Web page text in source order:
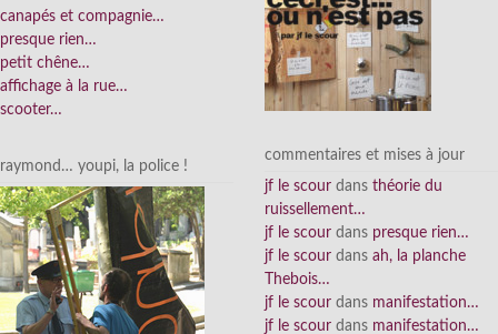
canapés et compagnie…
presque rien…
petit chêne…
affichage à la rue…
scooter…
raymond… youpi, la police !
commentaires et mises à jour
jf le scour dans théorie du
ruissellement…
jf le scour dans presque rien…
jf le scour dans ah, la planche
Thebois…
jf le scour dans manifestation…
jf le scour dans manifestation…